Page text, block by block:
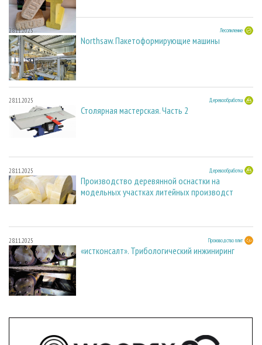
28.11.2025 Лесопиление
Northsaw. Пакетоформирующие машины
28.11.2025 Деревообработка
Столярная мастерская. Часть 2
28.11.2025 Деревообработка
Производство деревянной оснастки на
модельных участках литейных производст
28.11.2025 Производство плит
«истконсалт». Трибологический инжиниринг